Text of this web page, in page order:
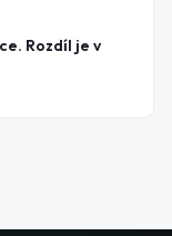
Rozdíl je v